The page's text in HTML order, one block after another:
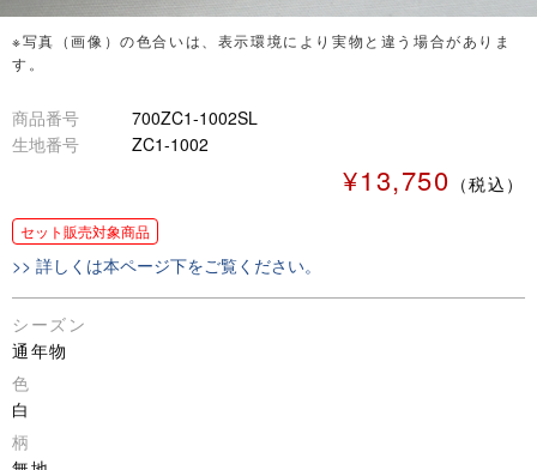
※写真（画像）の色合いは、表示環境により実物と違う場合がありま
す。
商品番号
700ZC1-1002SL
生地番号
ZC1-1002
¥13,750 （税込）
セット販売対象商品
>> 詳しくは本ページ下をご覧ください。
シーズン
通年物
色
白
柄